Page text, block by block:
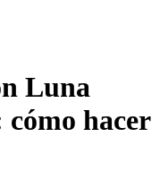
Luna
cómo hacer